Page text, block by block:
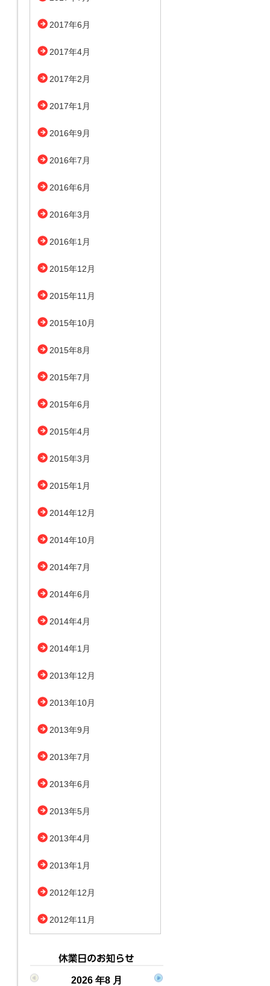
2017年6月
2017年4月
2017年2月
2017年1月
2016年9月
2016年7月
2016年6月
2016年3月
2016年1月
2015年12月
2015年11月
2015年10月
2015年8月
2015年7月
2015年6月
2015年4月
2015年3月
2015年1月
2014年12月
2014年10月
2014年7月
2014年6月
2014年4月
2014年1月
2013年12月
2013年10月
2013年9月
2013年7月
2013年6月
2013年5月
2013年4月
2013年1月
2012年12月
2012年11月
2026 年8 月